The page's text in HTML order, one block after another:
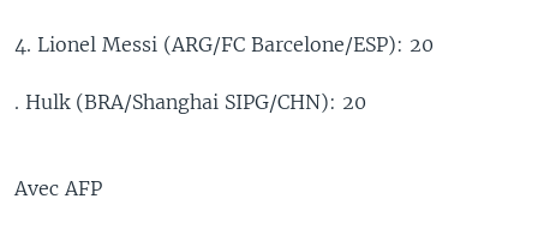
4. Lionel Messi (ARG/FC Barcelone/ESP): 20
. Hulk (BRA/Shanghai SIPG/CHN): 20
Avec AFP